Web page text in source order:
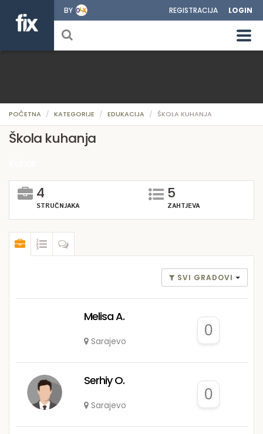
BY REGISTRACIJA LOGIN
POČETNA KATEGORIJE EDUKACIJA ŠKOLA KUHANJA
Škola kuhanja
4
STRUČNJAKA
5
ZAHTJEVA
SVI GRADOVI
Melisa A.
Sarajevo
0
Serhiy O.
Sarajevo
0